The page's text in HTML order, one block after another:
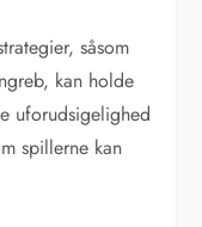
såsom
kan holde
uforudsigelighed
spillerne kan